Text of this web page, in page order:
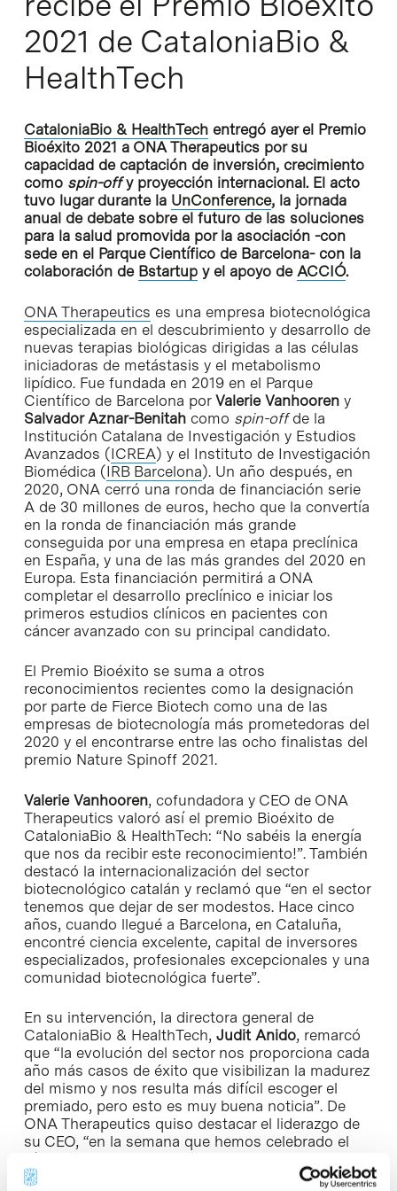
2021 de CataloniaBio &
HealthTech
CataloniaBio & HealthTechentregó ayer el Premio
Bioéxito 2021 a ONA Therapeutics por su
capacidad de captación de inversión, crecimiento
como spin-offy proyección internacional. El acto
tuvo lugar durante la UnConference, la jornada
anual de debate sobre el futuro de las soluciones
para la salud promovida por la asociación -con
sede en el Parque Científico de Barcelona- con la
colaboración de Bstartupy el apoyo de ACCIÓ.
ONA Therapeutics es una empresa biotecnológica
especializada en el descubrimiento y desarrollo de
nuevas terapias biológicas dirigidas a las células
iniciadoras de metástasis y el metabolismo
lipídico. Fue fundada en 2019 en el Parque
Científico de Barcelona por Valerie Vanhooreny
Salvador Aznar-Benitahcomo spin-offde la
Institución Catalana de Investigación y Estudios
Avanzados (ICREA) y el Instituto de Investigación
Biomédica (IRB Barcelona). Un año después, en
2020, ONA cerró una ronda de financiación serie
A de 30 millones de euros, hecho que la convertía
en la ronda de financiación más grande
conseguida por una empresa en etapa preclínica
en España, y una de las más grandes del 2020 en
Europa. Esta financiación permitirá a ONA
completar el desarrollo preclínico e iniciar los
primeros estudios clínicos en pacientes con
cáncer avanzado con su principal candidato.
El Premio Bioéxito se suma a otros
reconocimientos recientes como la designación
por parte de Fierce Biotech como una de las
empresas de biotecnología más prometedoras del
2020 y el encontrarse entre las ocho finalistas del
premio Nature Spinoff 2021.
Valerie Vanhooren, cofundadora y CEO de ONA
Therapeutics valoró así el premio Bioéxito de
CataloniaBio & HealthTech: “No sabéis la energía
que nos da recibir este reconocimiento!”. También
destacó la internacionalización del sector
biotecnológico catalán y reclamó que “en el sector
tenemos que dejar de ser modestos. Hace cinco
años, cuando llegué a Barcelona, en Cataluña,
encontré ciencia excelente, capital de inversores
especializados, profesionales excepcionales y una
comunidad biotecnológica fuerte”.
En su intervención, la directora general de
CataloniaBio & HealthTech, Judit Anido, remarcó
que “la evolución del sector nos proporciona cada
año más casos de éxito que visibilizan la madurez
del mismo y nos resulta más difícil escoger el
premiado, pero esto es muy buena noticia”. De
ONA Therapeutics quiso destacar el liderazgo de
su CEO, “en la semana que hemos celebrado el
es un ejemplo de talento a seguir”. Entregó el